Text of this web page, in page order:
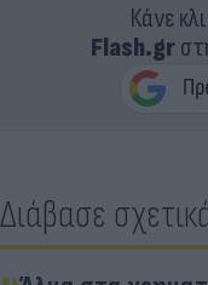
Κάνε
Flash.gr
Διάβασε